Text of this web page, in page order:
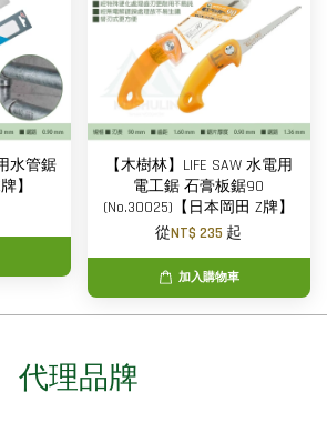
水管鋸
】
【木樹林】LIFE SAW 水電用
電工鋸 石膏板鋸90
(No.30025)【日本岡田 Z牌】
從NT$ 235 起
加入購物車
代理品牌